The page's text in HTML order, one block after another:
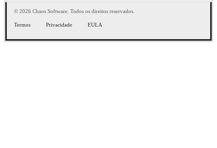
© 2026 Chaos Software. Todos os direitos reservados.
Termos Privacidade EULA